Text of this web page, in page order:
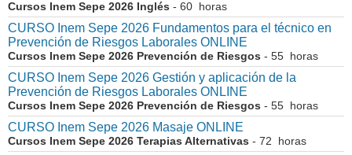
Cursos Inem Sepe 2026 Inglés - 60 horas
CURSO Inem Sepe 2026 Fundamentos para el técnico en
Prevención de Riesgos Laborales ONLINE
Cursos Inem Sepe 2026 Prevención de Riesgos - 55 horas
CURSO Inem Sepe 2026 Gestión y aplicación de la
Prevención de Riesgos Laborales ONLINE
Cursos Inem Sepe 2026 Prevención de Riesgos - 55 horas
CURSO Inem Sepe 2026 Masaje ONLINE
Cursos Inem Sepe 2026 Terapias Alternativas - 72 horas